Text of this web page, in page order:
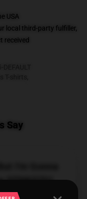
USA
local third-party fulfiller,
received
Say
DTNK0701